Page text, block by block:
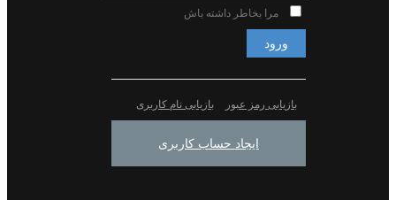
مرا بخاطر داشته باش
ورود
بازیابی رمز عبور بازیابی نام کاربری
ایجاد حساب کاربری